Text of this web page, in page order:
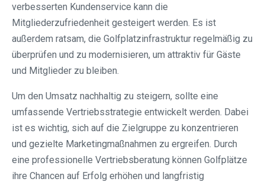
verbesserten Kundenservice kann die
Mitgliederzufriedenheit gesteigert werden. Es ist
außerdem ratsam, die Golfplatzinfrastruktur regelmäßig zu
überprüfen und zu modernisieren, um attraktiv für Gäste
und Mitglieder zu bleiben.
Um den Umsatz nachhaltig zu steigern, sollte eine
umfassende Vertriebsstrategie entwickelt werden. Dabei
ist es wichtig, sich auf die Zielgruppe zu konzentrieren
und gezielte Marketingmaßnahmen zu ergreifen. Durch
eine professionelle Vertriebsberatung können Golfplätze
ihre Chancen auf Erfolg erhöhen und langfristig